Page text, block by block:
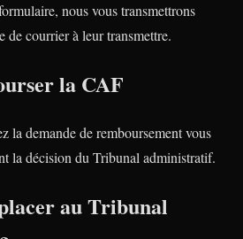
nous vous transmettrons
de courrier à leur transmettre.
la CAF
la demande de remboursement vous
la décision du Tribunal administratif.
au Tribunal